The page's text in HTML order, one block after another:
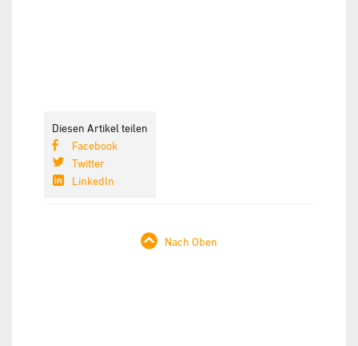
Diesen Artikel teilen
Facebook
Twitter
LinkedIn
Nach Oben